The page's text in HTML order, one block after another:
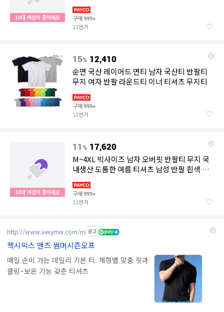
10대 여성이 좋아해요
티
구매999+
11번가
15% 12,410
순면 국산 레이어드 면티 남자 국산티 반팔티
무지 여자 반팔 라운드티 이너 티셔츠 무지티
구매999+
11번가
10대 여성이 좋아해요
11% 17,620
M~4XL 빅사이즈 남자 오버핏 반팔티 무지 국
내생산 도톰한 여름 티셔츠 남성 반팔 흰색 면
구매999+
11번가
http://www.xexymix.com/m 광고
젝시믹스 맨즈 썸머시즌오프
매일 손이 가는 데일리 기본 티. 체형별 맞춤 핏과
쿨링~보온 기능 갖춘 티셔츠